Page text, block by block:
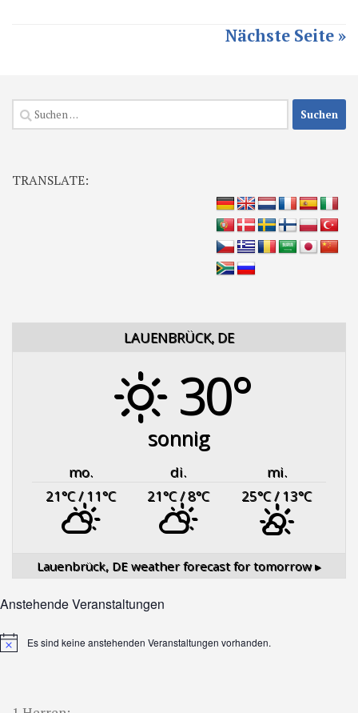
Nächste Seite »
Suchen
nach:
TRANSLATE:
LAUENBRÜCK, DE
30°
sonnig
mo. di.
mi.
21°C/ 11°C 21°C/ 8°C 25°C/ 13°C
Lauenbrück, DE weather forecast for tomorrow ▸
Anstehende Veranstaltungen
HinweisEs sind keine anstehenden Veranstaltungen vorhanden.